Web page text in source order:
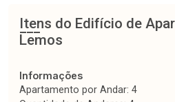
Itens do Edifício de
Lemos
Informações
Apartamento por Andar: 4